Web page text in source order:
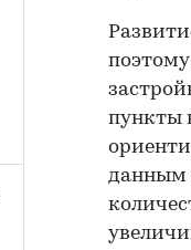
пункты
данным